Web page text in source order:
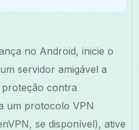
no Android, inicie o
servidor amigável a
proteção contra
um protocolo VPN
se disponível), ative